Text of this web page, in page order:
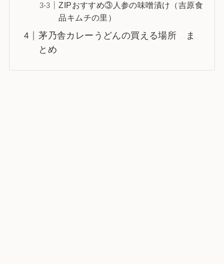
ZIPおすすめ③人参の味噌漬け（吉原食
品キムチの里）
茅乃舎カレーうどんの買える場所 ま
とめ